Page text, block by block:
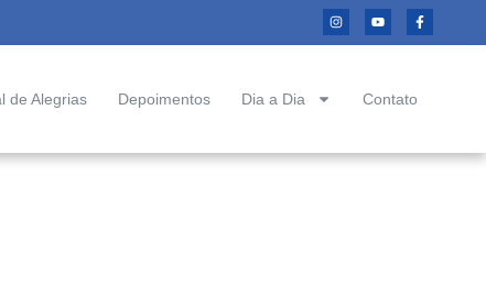
de Alegrias Depoimentos Dia a Dia Contato